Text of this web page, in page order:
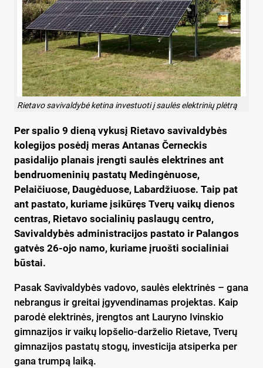
Rietavo savivaldybė ketina investuoti į saulės elektrinių plėtrą
Per spalio 9 dieną vykusį Rietavo savivaldybės
kolegijos posėdį meras Antanas Černeckis
pasidalijo planais įrengti saulės elektrines ant
bendruomeninių pastatų Medingėnuose,
Pelaičiuose, Daugėduose, Labardžiuose. Taip pat
ant pastato, kuriame įsikūręs Tverų vaikų dienos
centras, Rietavo socialinių paslaugų centro,
Savivaldybės administracijos pastato ir Palangos
gatvės 26-ojo namo, kuriame įruošti socialiniai
būstai.
Pasak Savivaldybės vadovo, saulės elektrinės – gana
nebrangus ir greitai įgyvendinamas projektas. Kaip
parodė elektrinės, įrengtos ant Lauryno Ivinskio
gimnazijos ir vaikų lopšelio-darželio Rietave, Tverų
gimnazijos pastatų stogų, investicija atsiperka per
gana trumpą laiką.